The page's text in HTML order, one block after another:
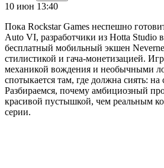
10 июн 13:40
Пока Rockstar Games неспешно
Auto VI, разработчики из Hotta Studio
бесплатный мобильный экшен
стилистикой и гача-монетизацией.
механикой вождения и необычными
спотыкается там, где должна сиять:
Разбираемся, почему амбициозный
красивой пустышкой, чем реальным
серии.